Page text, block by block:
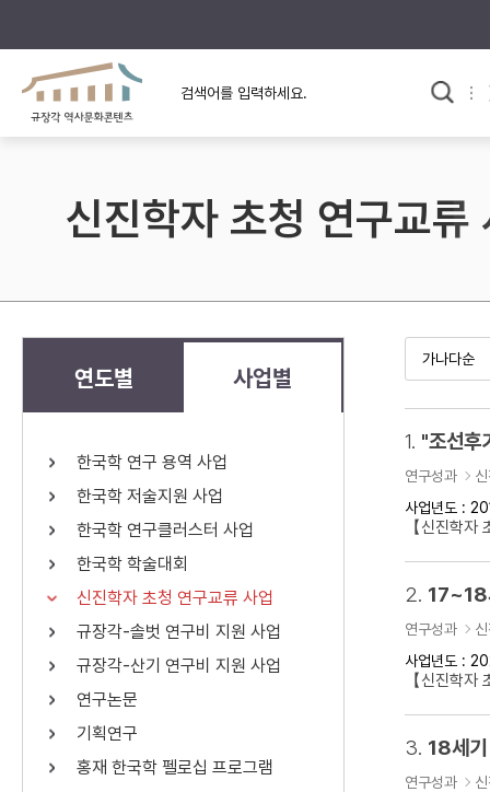
규장각의 어제와 오늘
규장각 소개영상
사료와 문학으로 본
고대
고려
조선 후기
근대
검색 연산자 사용안내
연산자
AND
OR 정조 OR 정약용 “정조” 또는 “
료를 검색
신진학자 초청 연구교류
연도별 사업별
한국학 연구 용역 사업
한국학 저술지원 사업
한국학 연구클러스터 사업
한국학 학술대회
신진학자 초청 연구교류 사업
규장각-솔벗 연구비 지원 사업
규장각-산기 연구비 지원 사업
연구논문
기획연구
홍재 한국학 펠로십 프로그램
1.
연구성과
사업년도 :
【신진학
2. 17~18
연구성과
사업년도 :
【신진학
3. 18세기
연구성과